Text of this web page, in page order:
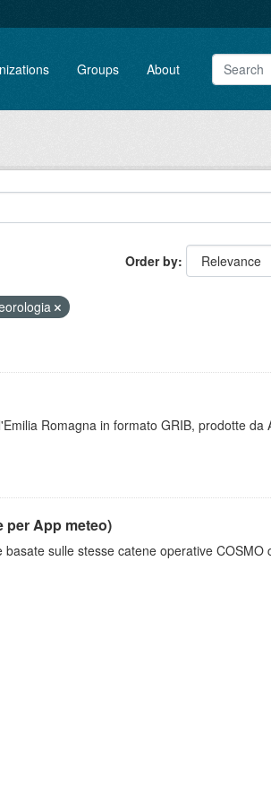
Groups About
Order by
Romagna in formato GRIB, prodotte da
per App meteo)
sulle stesse catene operative COSMO